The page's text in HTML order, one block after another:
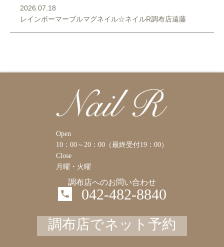
2026.07.18
レインボーマーブルマグネイル☆ネイルR調布店遠藤
Open
10：00～20：00（最終受付19：00）
Close
月曜・火曜
調布店へのお問い合わせ
042-482-8840
調布店でネット予約